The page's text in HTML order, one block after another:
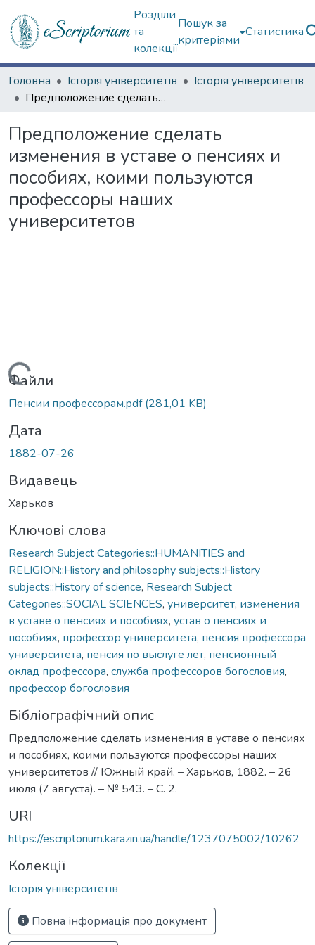
Розділи
та
колекції
Пошук за
критеріями
Статистика
Головна Історія університетів
Історія університетів
Предположение сделать изменения в уставе о пенсиях и пособиях, коими пользуются профессоры наших университетов
Предположение сделать
изменения в уставе о пенсиях и
пособиях, коими пользуются
профессоры наших
университетов
Вантажиться...
Файли
Пенсии профессорам.pdf(281,01 KB)
Дата
1882-07-26
Видавець
Харьков
Ключові слова
Research Subject Categories::HUMANITIES and
RELIGION::History and philosophy subjects::History
subjects::History of science, Research Subject
Categories::SOCIAL SCIENCES, университет, изменения
в уставе о пенсиях и пособиях, устав о пенсиях и
пособиях, профессор университета, пенсия профессора
университета, пенсия по выслуге лет, пенсионный
оклад профессора, служба профессоров богословия,
профессор богословия
Бібліографічний опис
Предположение сделать изменения в уставе о пенсиях
и пособиях, коими пользуются профессоры наших
университетов // Южный край. – Харьков, 1882. – 26
июля (7 августа). – № 543. – С. 2.
URI
https://escriptorium.karazin.ua/handle/1237075002/10262
Колекції
Історія університетів
Повна інформація про документ